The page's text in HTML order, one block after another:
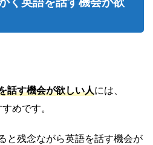
話す機会が欲しい人には、
めです。
と残念ながら英語を話す機会が